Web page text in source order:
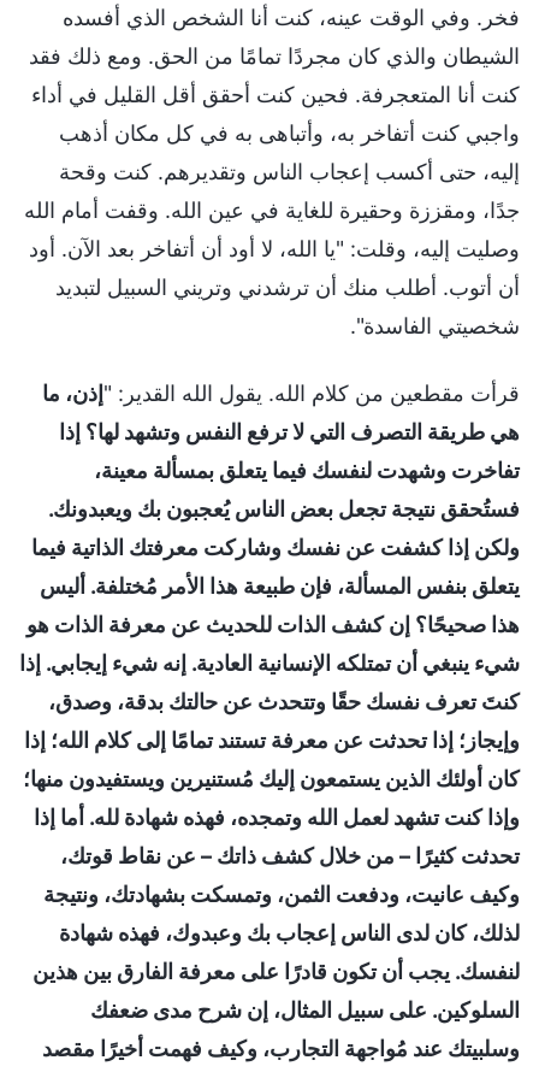
فخر. وفي الوقت عينه، كنت أنا الشخص الذي أفسده
الشيطان والذي كان مجردًا تمامًا من الحق. ومع ذلك فقد
كنت أنا المتعجرفة. فحين كنت أحقق أقل القليل في أداء
واجبي كنت أتفاخر به، وأتباهى به في كل مكان أذهب
إليه، حتى أكسب إعجاب الناس وتقديرهم. كنت وقحة
جدًا، ومقززة وحقيرة للغاية في عين الله. وقفت أمام الله
وصليت إليه، وقلت: "يا الله، لا أود أن أتفاخر بعد الآن. أود
أن أتوب. أطلب منك أن ترشدني وتريني السبيل لتبديد
شخصيتي الفاسدة".
قرأت مقطعين من كلام الله. يقول الله القدير: "إذن، ما
هي طريقة التصرف التي لا ترفع النفس وتشهد لها؟ إذا
تفاخرت وشهدت لنفسك فيما يتعلق بمسألة معينة،
فستُحقق نتيجة تجعل بعض الناس يُعجبون بك ويعبدونك.
ولكن إذا كشفت عن نفسك وشاركت معرفتك الذاتية فيما
يتعلق بنفس المسألة، فإن طبيعة هذا الأمر مُختلفة. أليس
هذا صحيحًا؟ إن كشف الذات للحديث عن معرفة الذات هو
شيء ينبغي أن تمتلكه الإنسانية العادية. إنه شيء إيجابي. إذا
كنتَ تعرف نفسك حقًا وتتحدث عن حالتك بدقة، وصدق،
وإيجاز؛ إذا تحدثت عن معرفة تستند تمامًا إلى كلام الله؛ إذا
كان أولئك الذين يستمعون إليك مُستنيرين ويستفيدون منها؛
وإذا كنت تشهد لعمل الله وتمجده، فهذه شهادة لله. أما إذا
تحدثت كثيرًا – من خلال كشف ذاتك – عن نقاط قوتك،
وكيف عانيت، ودفعت الثمن، وتمسكت بشهادتك، ونتيجة
لذلك، كان لدى الناس إعجاب بك وعبدوك، فهذه شهادة
لنفسك. يجب أن تكون قادرًا على معرفة الفارق بين هذين
السلوكين. على سبيل المثال، إن شرح مدى ضعفك
وسلبيتك عند مُواجهة التجارب، وكيف فهمت أخيرًا مقصد